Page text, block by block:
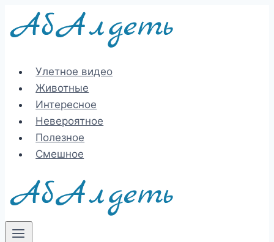
Перейти
Улетное видео
Животные
Интересное
Невероятное
Полезное
Смешное